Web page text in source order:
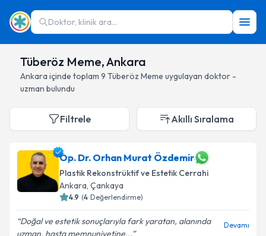
Doktor, klinik ara...
Tüberöz Meme, Ankara
Ankara içinde toplam 9 Tüberöz Meme uygulayan doktor -
uzman bulundu
Filtrele Akıllı Sıralama
Op. Dr. Orhan Murat Özdemir
Plastik Rekonstrüktif ve Estetik Cerrahi
Ankara, Çankaya
4.9 (4 Değerlendirme)
Doğal ve estetik sonuçlarıyla fark yaratan, alanında
uzman, hasta memnuniyetine...
Devamı